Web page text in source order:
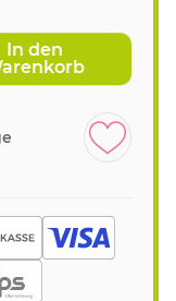
In den